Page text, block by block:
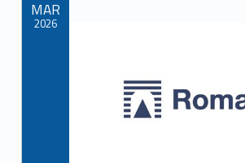
MAR
2026